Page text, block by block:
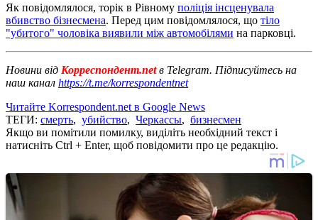
Як повідомлялося, торік в Рівному поліція інсценувала
вбивство бізнесмена. Перед цим повідомлялося, що тіло
"убитого" чоловіка виявили між автомобілями на парковці.
Новини від Корреспондент.netв Telegram. Підписуйтесь на
наш канал https://t.me/korrespondentnet
Читайте Korrespondent.net в Google News
ТЕГИ: смерть, убийство, Черкассы, бизнесмен
Якщо ви помітили помилку, виділіть необхідний текст і
натисніть Ctrl + Enter, щоб повідомити про це редакцію.